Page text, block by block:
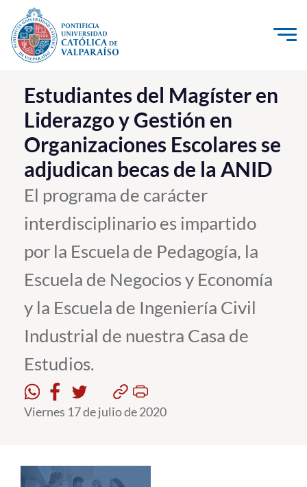
Click acá para ir directamente al contenido
La Universidad
Investigación, Creación e Innovación
PUCV Internacional
Vinculación con el Medio
Admisión
Pregrado
Postgrado
Formación Continua
Estudiantes
Académicos
Funcionarios
English
Estudiantes del Magíster en
Liderazgo y Gestión en
Organizaciones Escolares se
adjudican becas de la ANID
El programa de carácter
interdisciplinario es impartido
por la Escuela de Pedagogía, la
Escuela de Negocios y Economía
y la Escuela de Ingeniería Civil
Industrial de nuestra Casa de
Estudios.
Viernes 17 de julio de 2020